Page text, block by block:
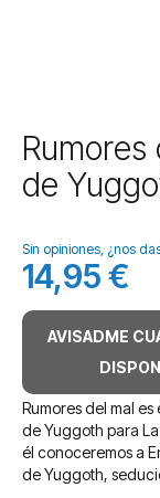
Saltar
al
comienzo
galería
de
imágenes
de
Sin opiniones, ¿nos
14,95 €
AVISADME
Rumores del mal
de Yuggoth para
él conoceremos a
de Yuggoth,